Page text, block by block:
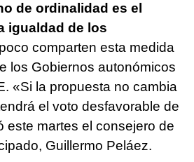
de ordinalidad es el
igualdad de los
comparten esta medida
los Gobiernos autonómicos
«Si la propuesta no cambia
el voto desfavorable de
este martes el consejero de
Guillermo Peláez.